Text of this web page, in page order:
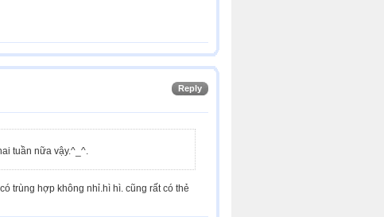
Reply
tuần nữa vậy.^_^.
trùng hợp không nhỉ.hì hì. cũng rất có thẻ